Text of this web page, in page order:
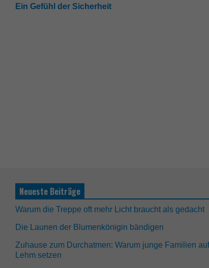
Ein Gefühl der Sicherheit
Neueste Beiträge
Warum die Treppe oft mehr Licht braucht als gedacht
Die Launen der Blumenkönigin bändigen
Zuhause zum Durchatmen: Warum junge Familien auf
Lehm setzen